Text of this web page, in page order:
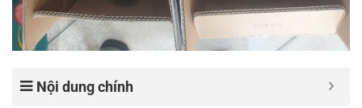
Nội dung chính